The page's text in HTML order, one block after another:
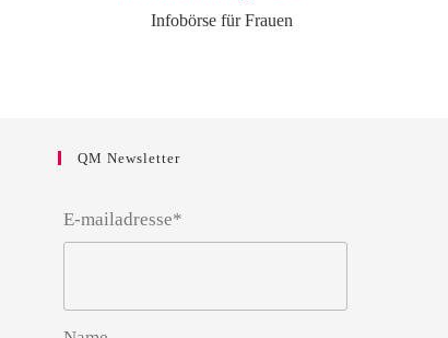
Infobörse für Frauen
QM Newsletter
E-mailadresse*